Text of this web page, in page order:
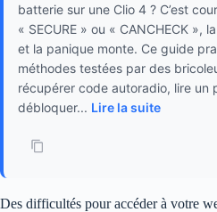
batterie sur une Clio 4 ? C’est
« SECURE » ou « CANCHECK »,
et la panique monte. Ce guide
méthodes testées par des
récupérer code autoradio, lire un
débloquer... Lire la suite
Des difficultés pour accéder à votre